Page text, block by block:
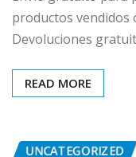
productos vendidos
Devoluciones
READ MORE
UNCATEGORIZED